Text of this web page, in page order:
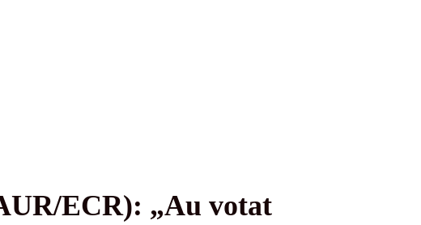
ECR): „Au votat